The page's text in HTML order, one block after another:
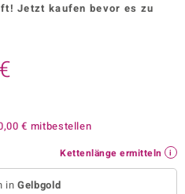
Jetzt kaufen bevor es zu
€ mitbestellen
Kettenlänge ermitteln
in Gelbgold